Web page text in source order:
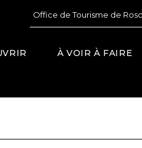
Office de Tourisme de
À VOIR À FAIRE